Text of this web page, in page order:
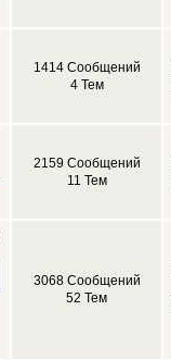
1414 Сообщений
4 Тем
2159 Сообщений
11 Тем
3068 Сообщений
52 Тем